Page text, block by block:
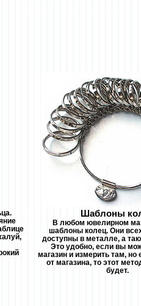
Шаблоны
В любом ювелирном
шаблоны колец. Они
доступны в металле, а
Это удобно, если вы
магазин и измерить там,
от магазина, то этот
будет.